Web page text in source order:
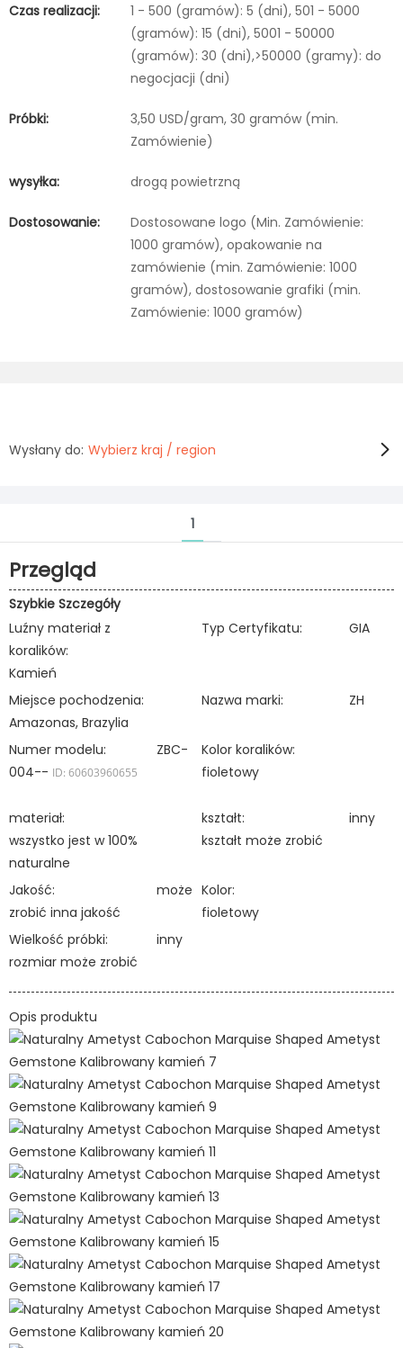
Czas realizacji:
1 - 500 (gramów): 5 (dni), 501 - 5000
(gramów): 15 (dni), 5001 - 50000
(gramów): 30 (dni),>50000 (gramy): do
negocjacji (dni)
Próbki:
3,50 USD/gram, 30 gramów (min.
Zamówienie)
wysyłka: drogą powietrzną
Dostosowanie:
Dostosowane logo (Min. Zamówienie:
1000 gramów), opakowanie na
zamówienie (min. Zamówienie: 1000
gramów), dostosowanie grafiki (min.
Zamówienie: 1000 gramów)
Wysłany do: Wybierz kraj / region
1
Przegląd
Szybkie Szczegóły
Luźny materiał z
koralików:
Kamień
Typ Certyfikatu: GIA
Miejsce pochodzenia:
Amazonas, Brazylia
Nazwa marki: ZH
Numer modelu:
ZBC-
004-- ID: 60603960655
Kolor koralików:
fioletowy
materiał:
wszystko jest w 100%
naturalne
kształt:
inny
kształt może zrobić
Jakość:
może
zrobić inna jakość
Kolor:
fioletowy
Wielkość próbki:
inny
rozmiar może zrobić
Opis produktu